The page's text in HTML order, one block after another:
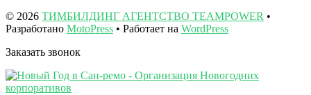
© 2026 ТИМБИЛДИНГ АГЕНТСТВО TEAMPOWER •
Разработано MotoPress • Работает на WordPress
Заказать звонок